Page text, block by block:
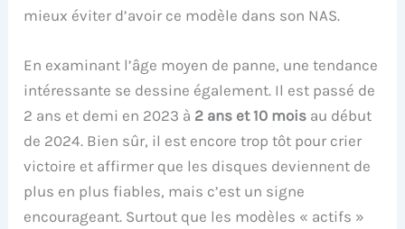
mieux éviter d’avoir ce modèle dans son NAS.
En examinant l’âge moyen de panne, une tendance
intéressante se dessine également. Il est passé de
2 ans et demi en 2023 à 2 ans et 10 mois au début
de 2024. Bien sûr, il est encore trop tôt pour crier
victoire et affirmer que les disques deviennent de
plus en plus fiables, mais c’est un signe
encourageant. Surtout que les modèles « actifs »